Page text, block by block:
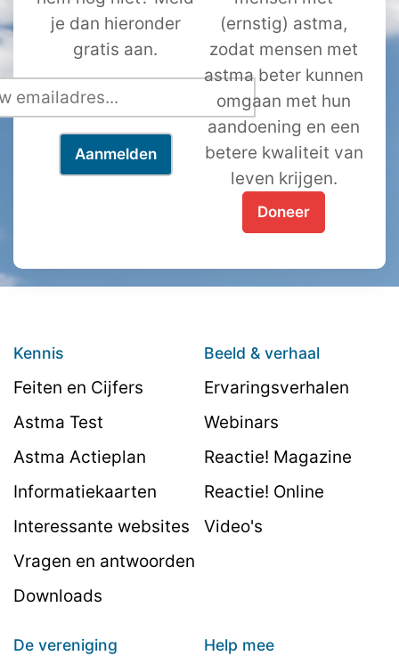
je dan hieronder
gratis aan.
(ernstig) astma,
zodat mensen met
astma beter kunnen
omgaan met hun
aandoening en een
betere kwaliteit van
leven krijgen.
Doneer
Kennis
Feiten en Cijfers
Astma Test
Astma Actieplan
Informatiekaarten
Interessante websites
Vragen en antwoorden
Downloads
Beeld & verhaal
Ervaringsverhalen
Webinars
Reactie! Magazine
Reactie! Online
Video's
De vereniging Help mee